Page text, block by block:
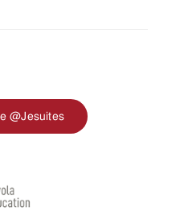
@Jesuites